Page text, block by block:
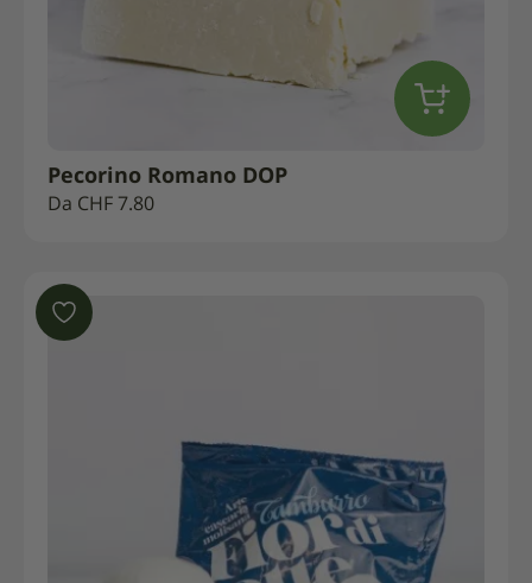
Pecorino Romano DOP
Da CHF 7.80